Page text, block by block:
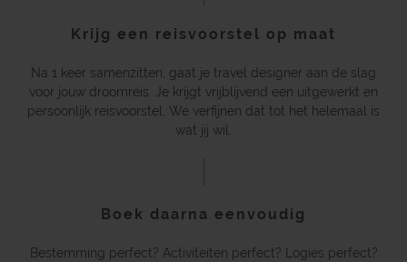
Krijg een reisvoorstel op maat
Na 1 keer samenzitten, gaat je travel designer aan de slag
voor jouw droomreis. Je krijgt vrijblijvend een uitgewerkt en
persoonlijk reisvoorstel. We verfijnen dat tot het helemaal is
wat jij wil.
Boek daarna eenvoudig
Bestemming perfect? Activiteiten perfect? Logies perfect?